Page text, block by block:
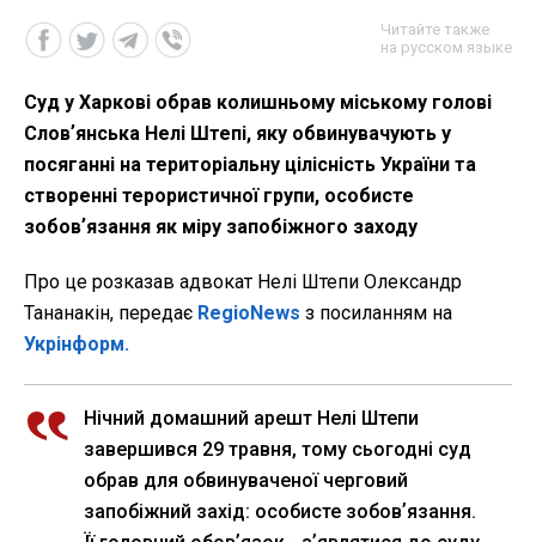
Читайте также
на русском языке
Суд у Харкові обрав колишньому міському голові
Словʼянська Нелі Штепі, яку обвинувачують у
посяганні на територіальну цілісність України та
створенні терористичної групи, особисте
зобовʼязання як міру запобіжного заходу
Про це розказав адвокат Нелі Штепи Олександр
Тананакін, передає RegioNews з посиланням на
Укрінформ.
Нічний домашний арешт Нелі Штепи
завершився 29 травня, тому сьогодні суд
обрав для обвинуваченої черговий
запобіжний захід: особисте зобовʼязання.